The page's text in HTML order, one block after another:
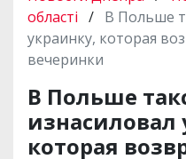
и
т
и
o
o
k
e
r
області / В Польше
украинку, которая
вечеринки
В Польше
изнасиловал
которая